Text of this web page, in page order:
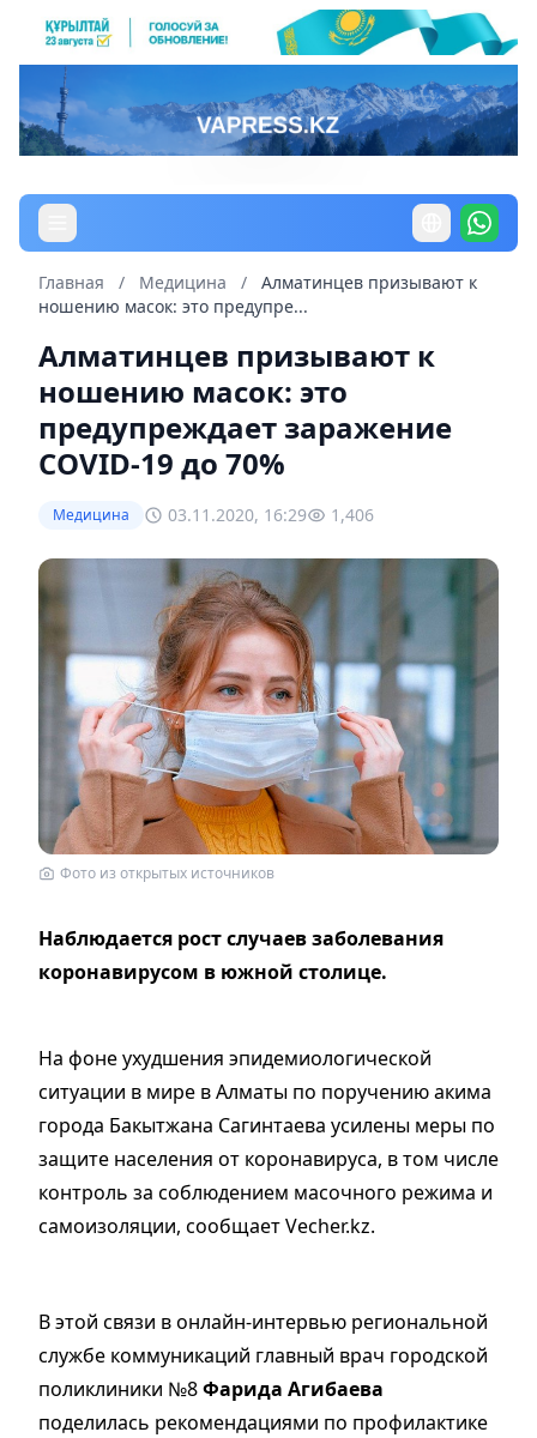
Главная / Медицина /
Алматинцев призывают к
ношению масок: это предупре...
Алматинцев призывают к
ношению масок: это
предупреждает заражение
COVID-19 до 70%
Медицина 03.11.2020, 16:29 1,406
Фото из открытых источников
Наблюдается рост случаев заболевания
коронавирусом в южной столице.
На фоне ухудшения эпидемиологической
ситуации в мире в Алматы по поручению акима
города Бакытжана Сагинтаева усилены меры по
защите населения от коронавируса, в том числе
контроль за соблюдением масочного режима и
самоизоляции, сообщает Vecher.kz.
В этой связи в онлайн-интервью региональной
службе коммуникаций главный врач городской
поликлиники №8Фарида Агибаева
поделилась рекомендациями по профилактике